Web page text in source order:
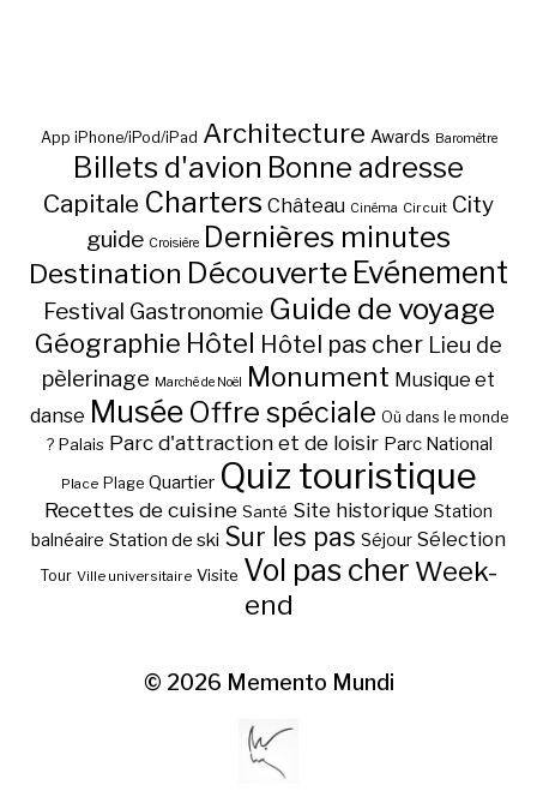
App iPhone/iPod/iPad Architecture Awards Baromètre
Billets d'avion Bonne adresse
Capitale Charters Château Cinéma Circuit City
guide Croisière Dernières minutes
Destination Découverte Evénement
Festival Gastronomie Guide de voyage
Géographie Hôtel Hôtel pas cher Lieu de
pèlerinage Marché de Noël Monument Musique et
danse Musée Offre spéciale Où dans le monde
? Palais Parc d'attraction et de loisir Parc National
Place Plage Quartier Quiz touristique
Recettes de cuisine Santé Site historique Station
balnéaire Station de ski Sur les pas Séjour Sélection
Tour Ville universitaire Visite Vol pas cher Week-
end
© 2026 Memento Mundi